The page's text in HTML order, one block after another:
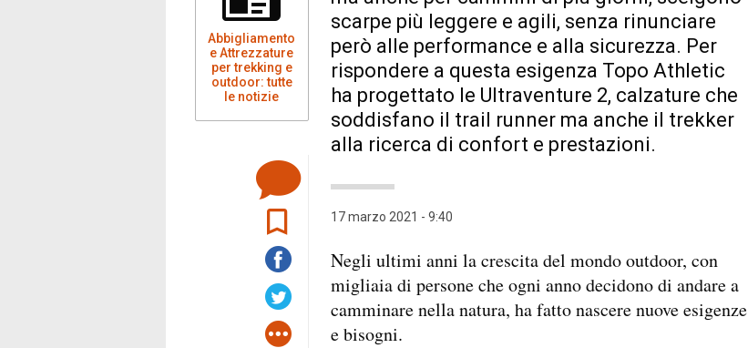
Abbigliamento
e Attrezzature
per trekking e
outdoor: tutte
le notizie
scarpe più leggere e agili, senza rinunciare
però alle performance e alla sicurezza. Per
rispondere a questa esigenza Topo Athletic
ha progettato le Ultraventure 2, calzature che
soddisfano il trail runner ma anche il trekker
alla ricerca di confort e prestazioni.
17 marzo 2021 - 9:40
Negli ultimi anni la crescita del mondo outdoor, con
migliaia di persone che ogni anno decidono di andare a
camminare nella natura, ha fatto nascere nuove esigenze
e bisogni.